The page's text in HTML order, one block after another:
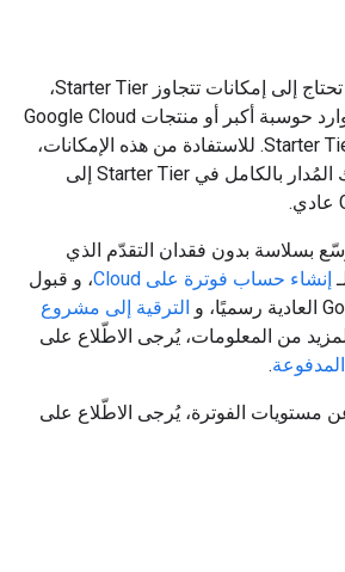
مع تطوّر تطبيقاتك، قد تحتاج إلى إمكانات تتجاوز Starter Tier،
مثل حصص أعلى أو موارد حوسبة أكبر أو منتجات Google Cloud
أخرى غير متاحة في Starter Tier. للاستفادة من هذه الإمكانات،
يمكنك تحويل مشروعك المُدار بالكامل في Starter Tier إلى
بسلاسة بدون فقدان التقدّم الذي
إنشاء حساب فوترة على Cloud
، و قبول
الترقية إلى مشروع
من المعلومات، يُرجى الاطّلاع على
.
مستويات الفوترة، يُرجى الاطّلاع على